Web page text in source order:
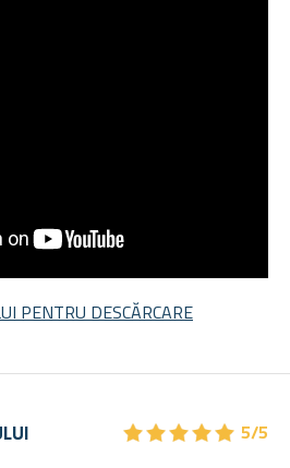
PENTRU DESCĂRCARE
★★★★★
★★★★★ 5/5